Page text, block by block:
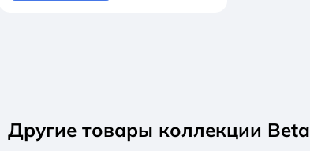
Другие товары коллекции Beta